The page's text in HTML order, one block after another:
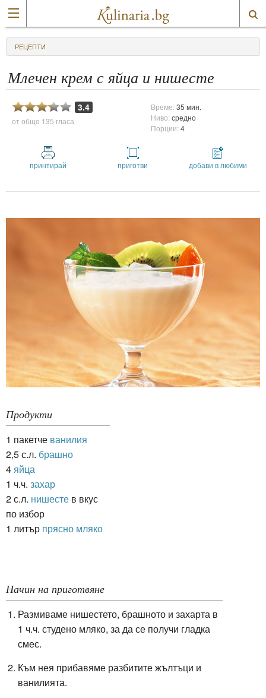
РЕЦЕПТИ
Млечен крем с яйца и нишесте
3.4
от общо 135 гласа
Време:35 мин.
Ниво:средно
Порции:4
принтирай приготви добави в любими
Продукти
1 пакетче ванилия
2,5 с.л. брашно
4 яйца
1 ч.ч. захар
2 с.л. нишесте в вкус
по избор
1 литър прясно мляко
Начин на приготвяне
Размиваме нишестето, брашното и захарта в
1 ч.ч. студено мляко, за да се получи гладка
смес.
Към нея прибавяме разбитите жълтъци и
ванилията.